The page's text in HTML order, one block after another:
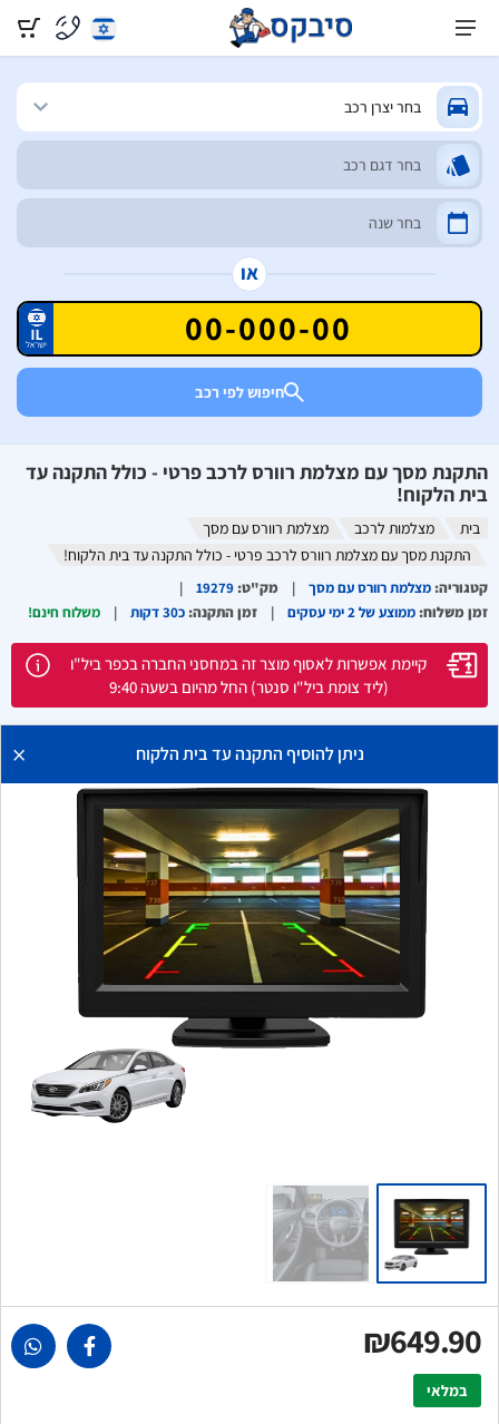
או
חיפוש לפי רכב
התקנת מסך עם מצלמת רוורס לרכב פרטי - כולל התקנה עד
בית הלקוח!
בית מצלמות לרכב
מצלמת רוורס עם מסך
התקנת מסך עם מצלמת רוורס לרכב פרטי - כולל התקנה עד בית הלקוח!
קטגוריה:מצלמת רוורס עם מסך מק"ט:
זמן משלוח:ממוצע של 2 ימי עסקים זמן התקנה:כ30 דקות משלוח חינם!
קיימת אפשרות לאסוף מוצר זה במחסני החברה בכפר ביל"ו
(ליד צומת ביל"ו סנטר) החל מהיום בשעה 9:40
× ניתן להוסיף התקנה עד בית הלקוח
₪649.90
במלאי